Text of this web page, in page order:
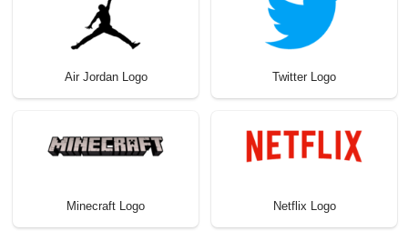
Air Jordan Logo Twitter Logo
Minecraft Logo Netflix Logo